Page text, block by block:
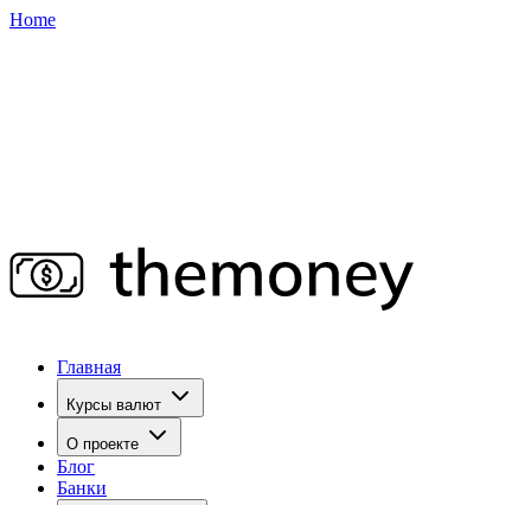
Home
Главная
Курсы валют
О проекте
Блог
Банки